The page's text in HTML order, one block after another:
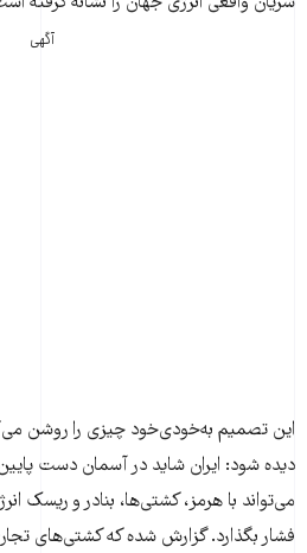
آگهی
این تصمیم به‌خودی‌خود چیزی را روشن
دیده شود: ایران شاید در آسمان دست
می‌تواند با هرمز، کشتی‌ها، بنادر و ریسک
فشار بگذارد. گزارش شده که کشتی‌های